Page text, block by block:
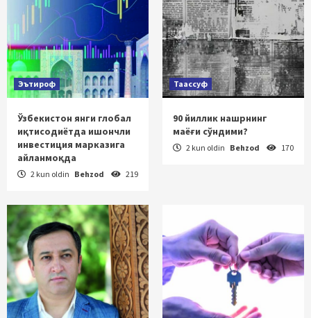
Эътироф
Ўзбекистон янги глобал
иқтисодиётда ишончли
инвестиция марказига
айланмоқда
2 kun oldin Behzod 219
Таассуф
90 йиллик нашрнинг
маёғи сўндими?
2 kun oldin Behzod 170